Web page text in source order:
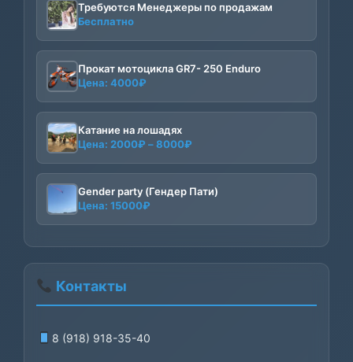
Требуются Менеджеры по продажам
Бесплатно
Прокат мотоцикла GR7- 250 Enduro
Цена: 4000₽
Катание на лошадях
Цена: 2000₽ –8000₽
2000₽
–
Gender party (Гендер Пати)
Цена: 15000₽
Контакты
8 (918) 918-35-40